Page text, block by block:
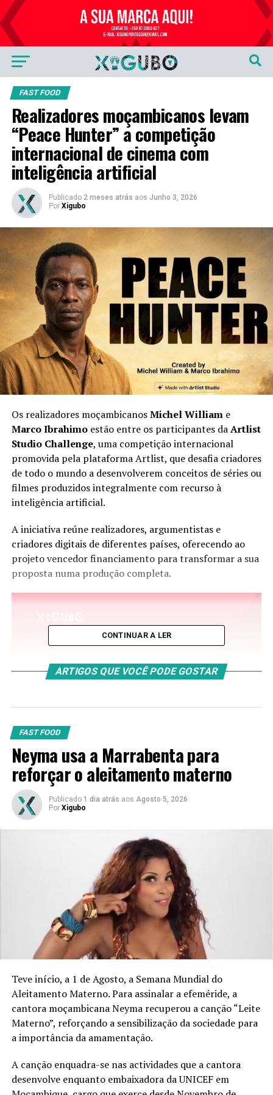
Publicidade
FAST FOOD
Realizadores moçambicanos levam
“Peace Hunter” a competição
internacional de cinema com
inteligência artificial
Publicado 2 meses atrás aos Junho 3, 2026
Por Xigubo
Os realizadores moçambicanosMichel Williame
Marco Ibrahimoestão entre os participantes daArtlist
Studio Challenge, uma competição internacional
promovida pela plataforma Artlist, que desafia criadores
de todo o mundo a desenvolverem conceitos de séries ou
filmes produzidos integralmente com recurso à
inteligência artificial.
A iniciativa reúne realizadores, argumentistas e
criadores digitais de diferentes países, oferecendo ao
projeto vencedor financiamento para transformar a sua
proposta numa produção completa.
Entre os concorrentes destaca-se“Peace Hunter”
(Caçador da Paz)
, um teaser concebido pelos dois
cineastas moçambicanos e inspirado numa história
A obra acompanha a jornada de um homem que perde
tudo aquilo que deveria proteger. Mesmo diante da dor e
da devastação, continua a caminhar, atravessando
fronteiras físicas e emocionais, memórias do passado e a
afirmar que não existe: a paz.
CONTINUAR A LER
ARTIGOS QUE VOCÊ PODE GOSTAR
FAST FOOD
Neyma usa a Marrabenta para
reforçar o aleitamento materno
Publicado 1 dia atrás aos Agosto 5, 2026
Por Xigubo
Teve início, a 1 de Agosto, a Semana Mundial do
Aleitamento Materno. Para assinalar a efeméride, a
cantora moçambicana Neyma recuperou a canção “Leite
Materno”, reforçando a sensibilização da sociedade para
a importância da amamentação.
A canção enquadra-se nas actividades que a cantora
desenvolve enquanto embaixadora da UNICEF em